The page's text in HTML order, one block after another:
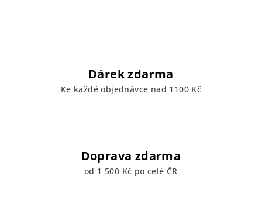
Dárek zdarma
Ke každé objednávce nad 1100 Kč
Doprava zdarma
od 1 500 Kč po celé ČR